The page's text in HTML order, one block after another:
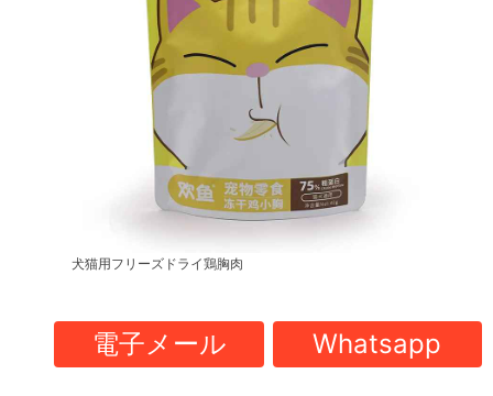
犬猫用フリーズドライ鶏胸肉
電子メール Whatsapp